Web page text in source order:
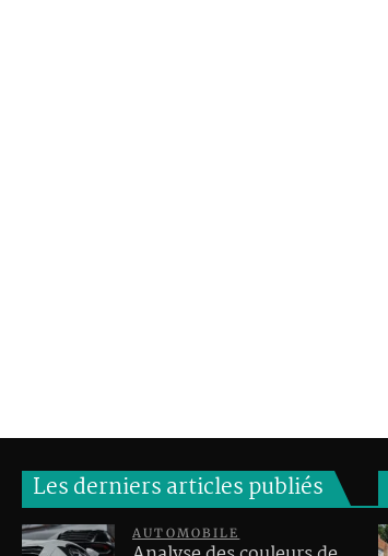
Les derniers articles publiés
AUTOMOBILE